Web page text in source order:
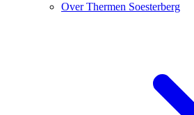
Over Thermen Soesterberg